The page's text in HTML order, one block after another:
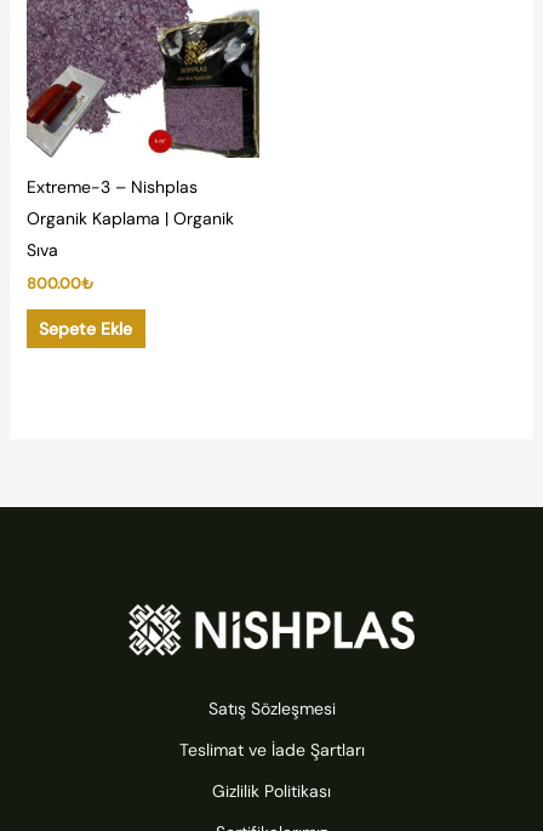
Extreme-3 – Nishplas
Organik Kaplama | Organik
Sıva
800.00₺
Sepete Ekle
Satış Sözleşmesi
Teslimat ve İade Şartları
Gizlilik Politikası